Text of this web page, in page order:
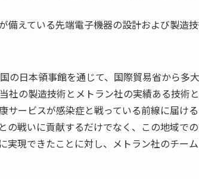
備えている先端電子機器の設計および製造
の日本領事館を通じて、国際貿易省から多
社の製造技術とメトラン社の実績ある技術
サービスが感染症と戦っている前線に届け
戦いに貢献するだけでなく、この地域で
実現できたことに対し、メトラン社のチー